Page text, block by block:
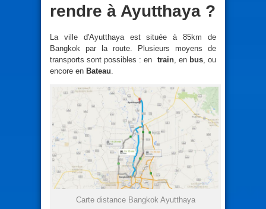
rendre à Ayutthaya ?
La ville d'Ayutthaya est située à 85km de
Bangkok par la route. Plusieurs moyens de
transports sont possibles : en train, en bus, ou
encore en Bateau
Carte distance Bangkok Ayutthaya